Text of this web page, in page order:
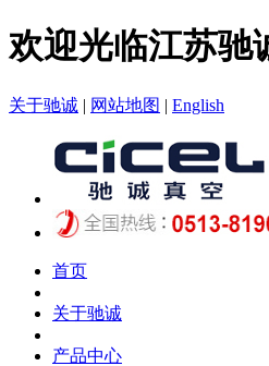
欢迎光临江苏驰
关于驰诚 | 网站地图 | English
首页
关于驰诚
产品中心